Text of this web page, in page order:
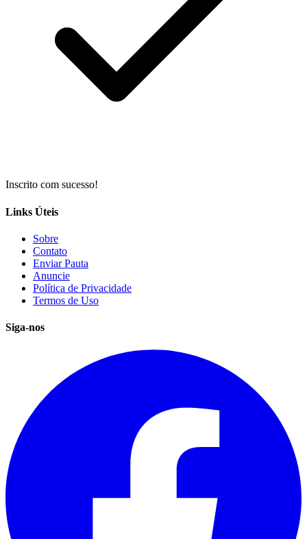
Inscrito com sucesso!
Links Úteis
Sobre
Contato
Enviar Pauta
Anuncie
Política de Privacidade
Termos de Uso
Siga-nos